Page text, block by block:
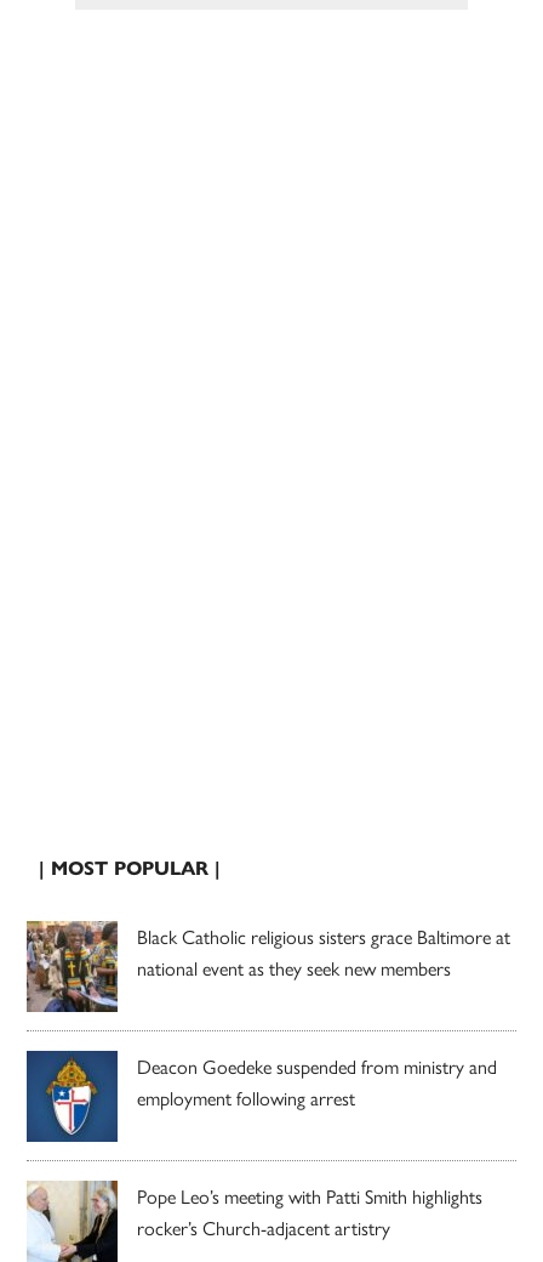
| MOST POPULAR |
Black Catholic religious sisters grace Baltimore at
national event as they seek new members
Deacon Goedeke suspended from ministry and
employment following arrest
Pope Leo’s meeting with Patti Smith highlights
rocker’s Church-adjacent artistry